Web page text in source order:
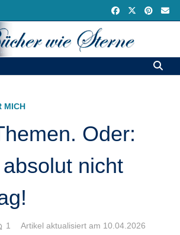
MICH
Oder:
nicht
1 Artikel aktualisiert am 10.04.2026